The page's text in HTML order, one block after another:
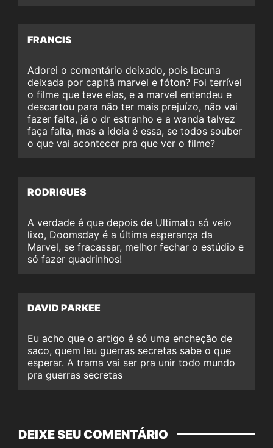
FRANCIS
Adorei o comentário deixado, pois lacuna
deixada por capitã marvel e fóton? Foi terrível
o filme que teve elas, e a marvel entendeu e
descartou para não ter mais prejuízo, não vai
fazer falta, já o dr estranho e a wanda talvez
faça falta, mas a ideia é essa, se todos souber
o que vai acontecer pra que ver o filme?
RODRIGUES
A verdade é que depois de Ultimato só veio
lixo, Doomsday é a última esperança da
Marvel, se fracassar, melhor fechar o estúdio e
só fazer quadrinhos!
DAVID PARKEE
Eu acho que o artigo é só uma encheção de
saco, quem leu guerras secretas sabe o que
esperar. A trama vai ser pra unir todo mundo
pra guerras secretas
DEIXE SEU COMENTÁRIO